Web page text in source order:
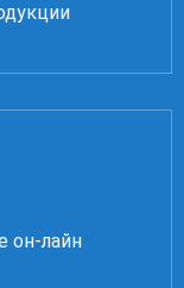
он-лайн